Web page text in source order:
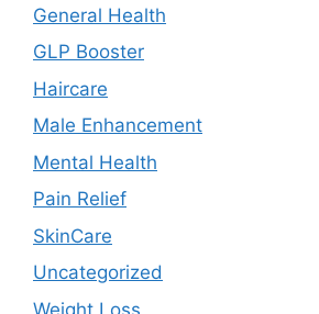
General Health
GLP Booster
Haircare
Male Enhancement
Mental Health
Pain Relief
SkinCare
Uncategorized
Weight Loss